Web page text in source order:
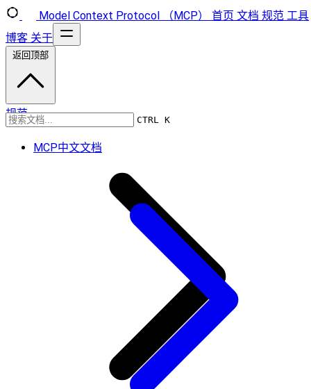
Model Context Protocol （MCP） 首页 文档 规范 工具
博客 关于
CTRL K
MCP中文文档
返回顶部
规范